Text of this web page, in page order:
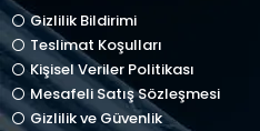
Gizlilik Bildirimi
Teslimat Koşulları
Kişisel Veriler Politikası
Mesafeli Satış Sözleşmesi
Gizlilik ve Güvenlik